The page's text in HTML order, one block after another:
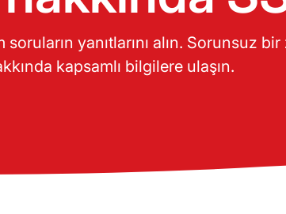
yanıtlarını alın. Sorunsuz
kapsamlı bilgilere ulaşın.